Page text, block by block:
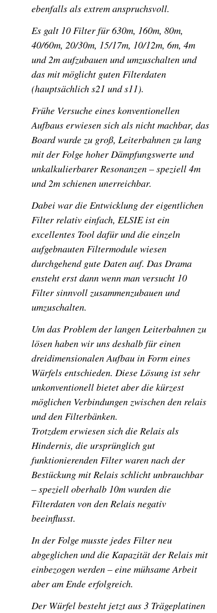
ebenfalls als extrem anspruchsvoll.
Es galt 10 Filter für 630m, 160m, 80m,
40/60m, 20/30m, 15/17m, 10/12m, 6m, 4m
und 2m aufzubauen und umzuschalten und
das mit möglicht guten Filterdaten
(hauptsächlich s21 und s11).
Frühe Versuche eines konventionellen
Aufbaus erwiesen sich als nicht machbar, das
Board wurde zu groß, Leiterbahnen zu lang
mit der Folge hoher Dämpfungswerte und
unkalkulierbarer Resonanzen – speziell 4m
und 2m schienen unerreichbar.
Dabei war die Entwicklung der eigentlichen
Filter relativ einfach, ELSIE ist ein
excellentes Tool dafür und die einzeln
aufgebnauten Filtermodule wiesen
durchgehend gute Daten auf. Das Drama
ensteht erst dann wenn man versucht 10
Filter sinnvoll zusammenzubauen und
umzuschalten.
Um das Problem der langen Leiterbahnen zu
lösen haben wir uns deshalb für einen
dreidimensionalen Aufbau in Form eines
Würfels entschieden. Diese Lösung ist sehr
unkonventionell bietet aber die kürzest
möglichen Verbindungen zwischen den relais
und den Filterbänken.
Trotzdem erwiesen sich die Relais als
Hindernis, die ursprünglich gut
funktionierenden Filter waren nach der
Bestückung mit Relais schlicht unbrauchbar
– speziell oberhalb 10m wurden die
Filterdaten von den Relais negativ
beeinflusst.
In der Folge musste jedes Filter neu
abgeglichen und die Kapazität der Relais mit
einbezogen werden – eine mühsame Arbeit
aber am Ende erfolgreich.
Der Würfel besteht jetzt aus 3 Trägeplatinen